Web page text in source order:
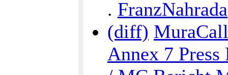
. FranzNahrada
(diff)
Annex 7 Press